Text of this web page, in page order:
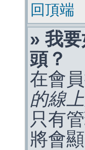
回頂端
» 我
頭？
在會
的線
只有
將會